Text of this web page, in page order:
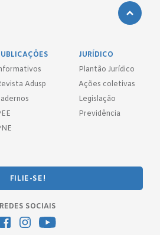
Adusp
JURÍDICO
Plantão Jurídico
Ações coletivas
Legislação
Previdência
FILIE-SE!
REDES SOCIAIS